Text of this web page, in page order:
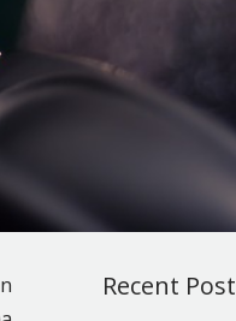
Recent Post